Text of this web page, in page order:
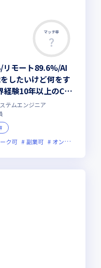
マッチ率
リモート89.6%/AI
したいけど何をす
験10年以上のCS
のキャリア設計
んか？
テムエンジニア
ク可 副業可 オンライン選考可